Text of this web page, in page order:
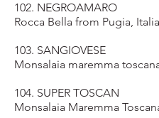
102. NEGROAMARO
Rocca Bella from Pugia,
103. SANGIOVESE
Monsalaia maremma
104. SUPER TOSCAN
Monsalaia Maremma